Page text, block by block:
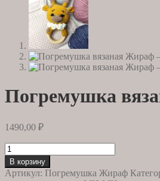
Погремушка
1490,00 ₽
Количество
товара
Погремушка
В корзину
Артикул: Погремушка Жираф